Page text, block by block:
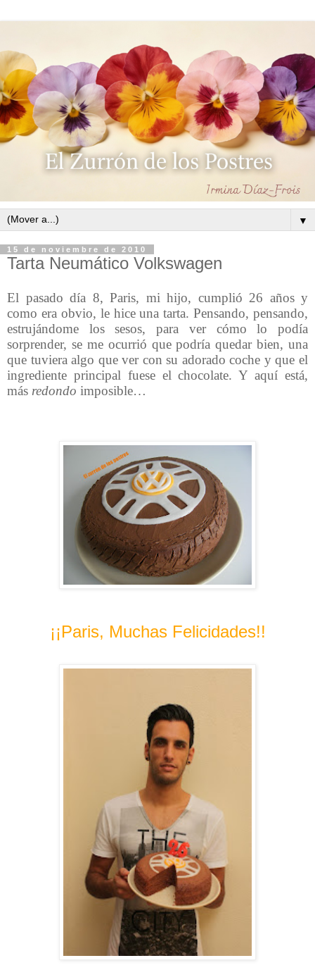
▼
15 de noviembre de 2010
Tarta Neumático Volkswagen
El pasado día 8, Paris, mi hijo, cumplió 26 años y
como era obvio, le hice una tarta. Pensando, pensando,
estrujándome los sesos, para ver cómo lo podía
sorprender, se me ocurrió que podría quedar bien, una
que tuviera algo que ver con su adorado coche y que el
ingrediente principal fuese el chocolate. Y aquí está,
más redondo imposible…
¡¡Paris, Muchas Felicidades!!